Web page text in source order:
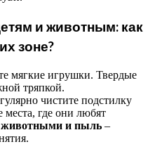
и животным: как
зоне?
мягкие игрушки. Твердые
тряпкой.
чистите подстилку
места, где они любят
животными и пыль –